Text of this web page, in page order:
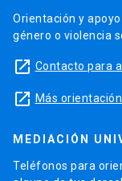
Orientación y
género o violencia
launch Contacto para
launch Más orientación
MEDIACIÓN
Teléfonos para